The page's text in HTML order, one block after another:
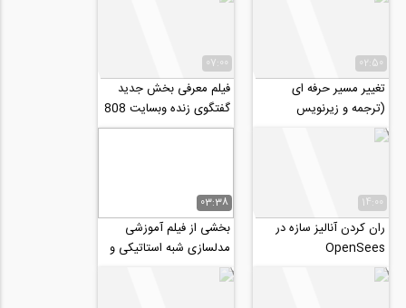
02:50
تغییر مسیر حرفه ای
(ترجمه و زیرنویس
اختصاصی موسسه ۸۰۸)
07:00
فیلم معرفی بخش جدید
گفتگوی زنده وبسایت 808
14:00
ران کردن آنالیز سازه در
OpenSees
03:38
بخشی از فیلم آموزشی
مدلسازی شبه استاتیکی و
شبه دینامیکی مدل های
ژئوتکنیکی با...